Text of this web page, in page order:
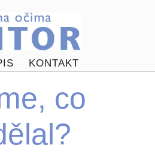
KONTAKT
co